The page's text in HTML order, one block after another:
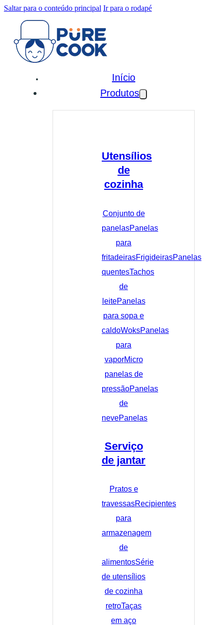
Saltar para o conteúdo principal Ir para o rodapé
Início
Produtos
Utensílios
de
cozinha
Conjunto de
panelasPanelas
para
fritadeirasFrigideirasPanelas
quentesTachos
de
leitePanelas
para sopa e
caldoWoksPanelas
para
vaporMicro
panelas de
pressãoPanelas
de
nevePanelas
Serviço
de jantar
Pratos e
travessasRecipientes
para
armazenagem
de
alimentosSérie
de utensílios
de cozinha
retroTaças
em aço